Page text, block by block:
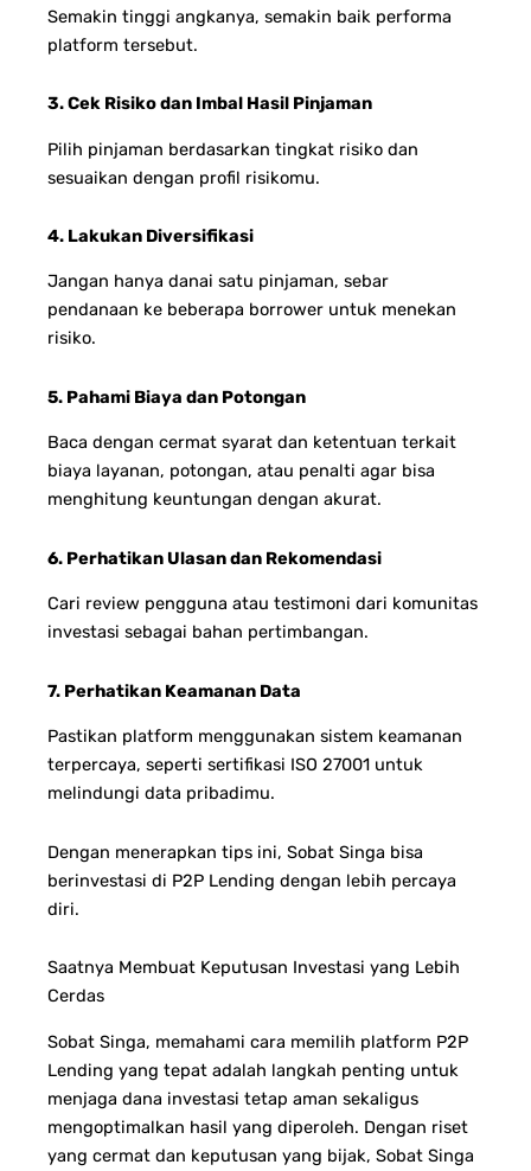
Semakin tinggi angkanya, semakin baik performa
platform tersebut.
3. Cek Risiko dan Imbal Hasil Pinjaman
Pilih pinjaman berdasarkan tingkat risiko dan
sesuaikan dengan profil risikomu.
4. Lakukan Diversifikasi
Jangan hanya danai satu pinjaman, sebar
pendanaan ke beberapa borrower untuk menekan
risiko.
5. Pahami Biaya dan Potongan
Baca dengan cermat syarat dan ketentuan terkait
biaya layanan, potongan, atau penalti agar bisa
menghitung keuntungan dengan akurat.
6. Perhatikan Ulasan dan Rekomendasi
Cari review pengguna atau testimoni dari komunitas
investasi sebagai bahan pertimbangan.
7. Perhatikan Keamanan Data
Pastikan platform menggunakan sistem keamanan
terpercaya, seperti sertifikasi ISO 27001 untuk
melindungi data pribadimu.
Dengan menerapkan tips ini, Sobat Singa bisa
berinvestasi di P2P Lending dengan lebih percaya
diri.
Saatnya Membuat Keputusan Investasi yang Lebih
Cerdas
Sobat Singa, memahami cara memilih platform P2P
Lending yang tepat adalah langkah penting untuk
menjaga dana investasi tetap aman sekaligus
mengoptimalkan hasil yang diperoleh. Dengan riset
yang cermat dan keputusan yang bijak, Sobat Singa